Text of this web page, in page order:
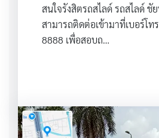
สนใจรังสิตรถสไลด์ รถสไลด์ ชั
สามารถติดต่อเข้ามาที่เบอร์โ
8888 เพื่อสอบถ…